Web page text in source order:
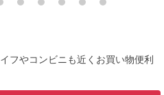
フやコンビニも近くお買い物便利